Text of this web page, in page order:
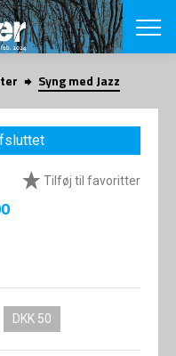
SØG
English
VÆLG
COPENHAGEN
Syng med Jazz
Tilføj til favoritter
DKK 50